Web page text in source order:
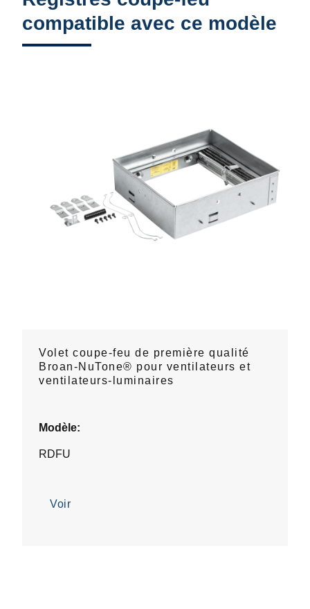
compatible avec ce modèle
Volet coupe-feu de première qualité
Broan-NuTone® pour ventilateurs et
ventilateurs-luminaires
Modèle:
RDFU
Voir